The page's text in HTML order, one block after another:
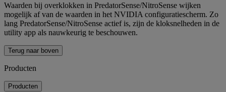
Waarden bij overklokken in PredatorSense/NitroSense wijken
mogelijk af van de waarden in het NVIDIA configuratiescherm. Zo
lang PredatorSense/NitroSense actief is, zijn de kloksnelheden in de
utility app als nauwkeurig te beschouwen.
Terug naar boven
Producten
Producten